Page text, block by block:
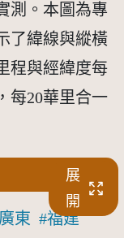
測。本圖為專
了緯線與縱橫
程與經緯度每
每20華里合一
展
開
東
福建